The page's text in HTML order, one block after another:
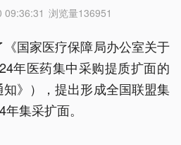
09:36:31 浏览量136951
国家医疗保障局办公室关于
年医药集中采购提质扩面的
》），提出形成全国联盟集
集采扩面。